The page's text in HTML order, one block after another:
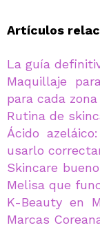
Artículos
La guía
Maquillaje
para cada
Rutina de
Ácido
usarlo
Skincare
Melisa que
K-Beauty en
Marcas